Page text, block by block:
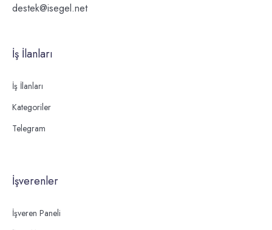
destek@isegel.net
İş İlanları
İş İlanları
Kategoriler
Telegram
İşverenler
İşveren Paneli